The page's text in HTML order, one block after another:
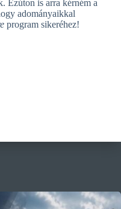
Ezúton is arra kérném a
adományaikkal
program sikeréhez!